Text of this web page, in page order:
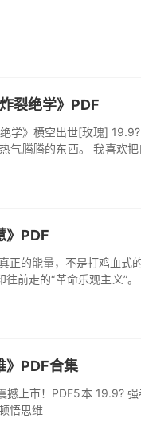
《1000‮能条‬‎量‮裂炸‬‎绝学》PDF
智慧》PDF
》PDF合集
撼上市！PDF5本 19.9?
悟思维